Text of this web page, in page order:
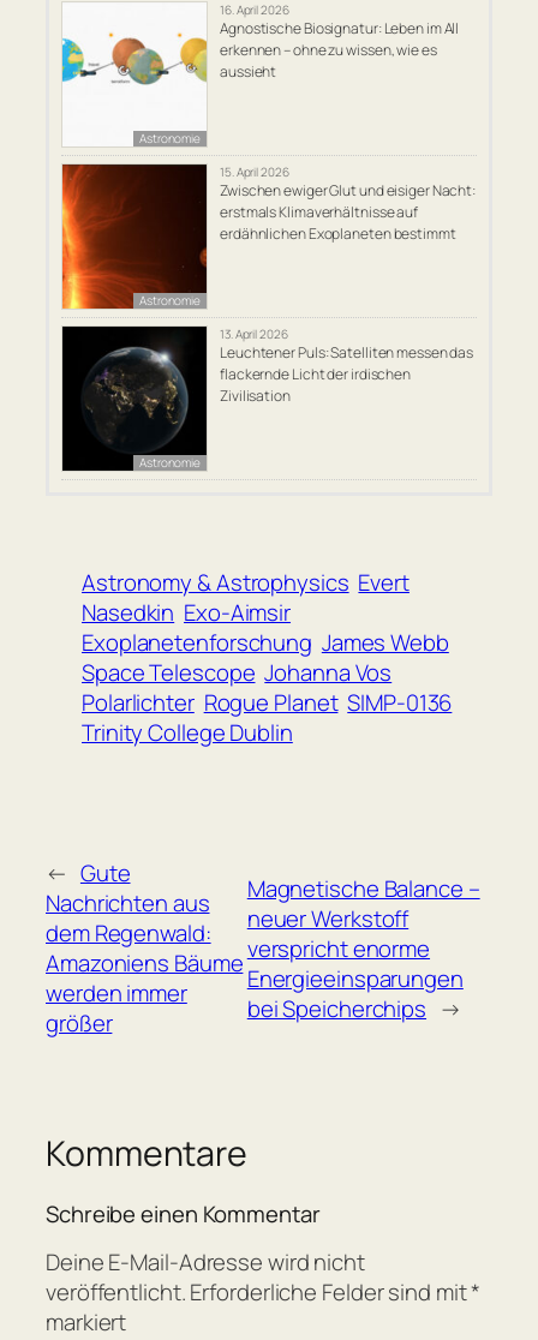
Astronomie
16. April 2026
Agnostische Biosignatur: Leben im All
erkennen – ohne zu wissen, wie es
aussieht
Astronomie
15. April 2026
Zwischen ewiger Glut und eisiger Nacht:
erstmals Klimaverhältnisse auf
erdähnlichen Exoplaneten bestimmt
Astronomie
13. April 2026
Leuchtener Puls: Satelliten messen das
flackernde Licht der irdischen
Zivilisation
Astronomy & Astrophysics Evert
Nasedkin Exo-Aimsir
Exoplanetenforschung James Webb
Space Telescope Johanna Vos
Polarlichter Rogue Planet SIMP-0136
Trinity College Dublin
← Gute
Nachrichten aus
dem Regenwald:
Amazoniens Bäume
werden immer
größer
Magnetische Balance –
neuer Werkstoff
verspricht enorme
Energieeinsparungen
bei Speicherchips →
Kommentare
Schreibe einen Kommentar
Deine E-Mail-Adresse wird nicht
veröffentlicht.Erforderliche Felder sind mit*
markiert